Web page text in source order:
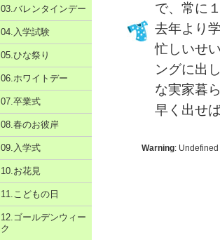
で、常に
去年より
忙しいせ
ングに出
な実家暮
早く出せ
Warning:
03.バレンタインデー
04.入学試験
05.ひな祭り
06.ホワイトデー
07.卒業式
08.春のお彼岸
09.入学式
10.お花見
11.こどもの日
12.ゴールデンウィー
ク